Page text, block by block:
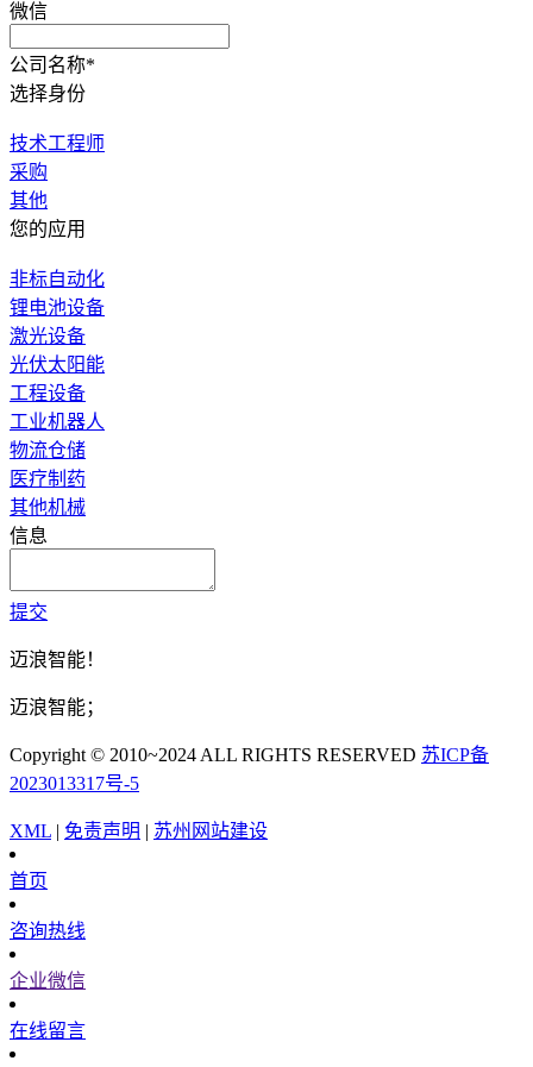
微信
公司名称*
选择身份
技术工程师
采购
其他
您的应用
非标自动化
锂电池设备
激光设备
光伏太阳能
工程设备
工业机器人
物流仓储
医疗制药
其他机械
信息
提交
迈浪智能！
迈浪智能；
Copyright © 2010~2024 ALL RIGHTS RESERVED 苏ICP备
2023013317号-5
XML | 免责声明 | 苏州网站建设
首页
咨询热线
企业微信
在线留言